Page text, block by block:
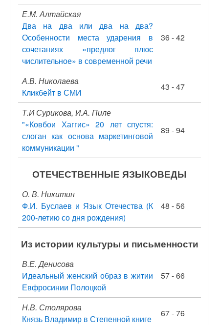
Е.М. Алтайская
Два на два или два на два?
Особенности места ударения в
сочетаниях «предлог плюс
числительное» в современной речи
36 - 42
А.В. Николаева
Кликбейт в СМИ
43 - 47
Т.И Сурикова, И.А. Пиле
"«Ковбои Хаггис» 20 лет спустя:
слоган как основа маркетинговой
коммуникации "
89 - 94
ОТЕЧЕСТВЕННЫЕ ЯЗЫКОВЕДЫ
О. В. Никитин
Ф.И. Буслаев и Язык Отечества (К
200-летию со дня рождения)
48 - 56
Из истории культуры и письменности
В.Е. Денисова
Идеальный женский образ в житии
Евфросинии Полоцкой
57 - 66
Н.В. Столярова
Князь Владимир в Степенной книге
67 - 76